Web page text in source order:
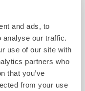
and ads, to
analyse our traffic.
use of our site with
partners who
that you’ve
from your use
web app van
krijg je realtime
je met handige
en websites
kun je jouw
gebruiken bij je